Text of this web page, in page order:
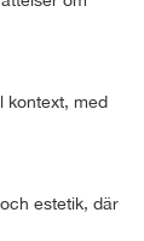
kontext, med
estetik, där